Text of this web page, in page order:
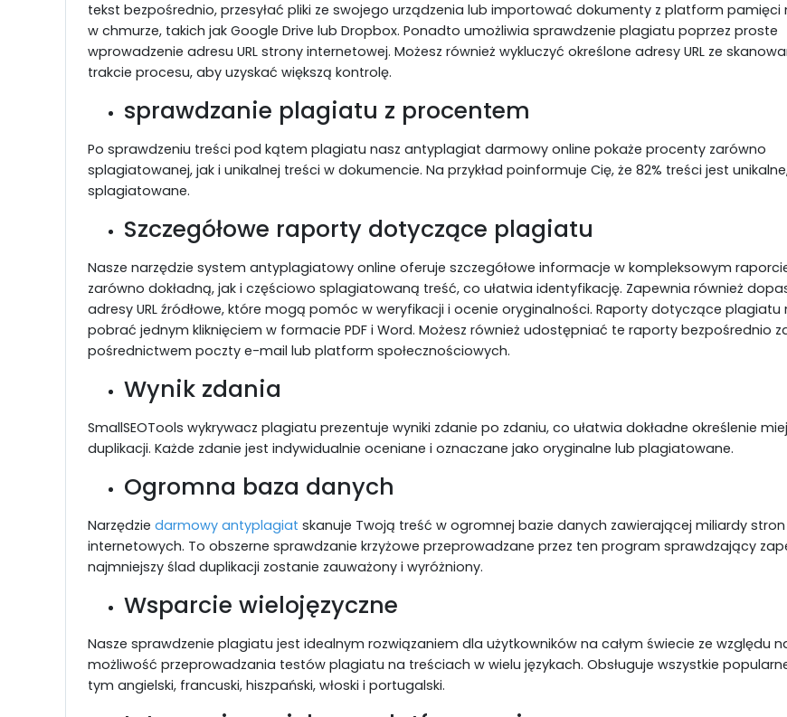
tekst bezpośrednio, przesyłać pliki ze swojego urządzenia lub importować dokumenty z platform pamięci
w chmurze, takich jak Google Drive lub Dropbox. Ponadto umożliwia sprawdzenie plagiatu poprzez proste
wprowadzenie adresu URL strony internetowej. Możesz również wykluczyć określone adresy URL ze
trakcie procesu, aby uzyskać większą kontrolę.
sprawdzanie plagiatu z procentem
Po sprawdzeniu treści pod kątem plagiatu nasz antyplagiat darmowy online pokaże procenty zarówno
splagiatowanej, jak i unikalnej treści w dokumencie. Na przykład poinformuje Cię, że 82% treści jest
splagiatowane.
Szczegółowe raporty dotyczące plagiatu
Nasze narzędzie system antyplagiatowy online oferuje szczegółowe informacje w kompleksowym
zarówno dokładną, jak i częściowo splagiatowaną treść, co ułatwia identyfikację. Zapewnia również
adresy URL źródłowe, które mogą pomóc w weryfikacji i ocenie oryginalności. Raporty dotyczące plagiatu
pobrać jednym kliknięciem w formacie PDF i Word. Możesz również udostępniać te raporty bezpośrednio
pośrednictwem poczty e-mail lub platform społecznościowych.
Wynik zdania
SmallSEOTools wykrywacz plagiatu prezentuje wyniki zdanie po zdaniu, co ułatwia dokładne określenie
duplikacji. Każde zdanie jest indywidualnie oceniane i oznaczane jako oryginalne lub plagiatowane.
Ogromna baza danych
Narzędzie darmowy antyplagiat skanuje Twoją treść w ogromnej bazie danych zawierającej miliardy stron
internetowych. To obszerne sprawdzanie krzyżowe przeprowadzane przez ten program sprawdzający
najmniejszy ślad duplikacji zostanie zauważony i wyróżniony.
Wsparcie wielojęzyczne
Nasze sprawdzenie plagiatu jest idealnym rozwiązaniem dla użytkowników na całym świecie ze względu
możliwość przeprowadzania testów plagiatu na treściach w wielu językach. Obsługuje wszystkie
tym angielski, francuski, hiszpański, włoski i portugalski.